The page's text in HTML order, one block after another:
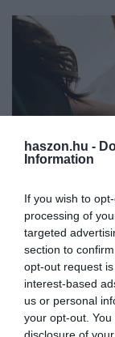
haszon.hu -
Information
If you wish to
processing of
targeted
section to
opt-out request
interest-based
us or personal
your opt-out.
PIACOK
Az 5G menti
Jelentősen
kapcsolatos